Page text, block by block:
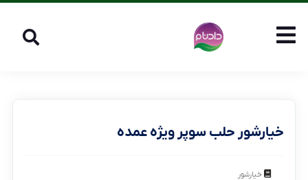
خیارشور حلب سوپر ویژه عمده
خیارشور